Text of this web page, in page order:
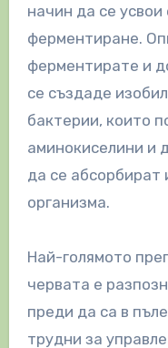
начин да се усвои
ферментиране.
ферментирате и
се създаде
бактерии, които
аминокиселини и
да се абсорбират
организма.
Най-голямото
червата е
преди да са в
трудни за